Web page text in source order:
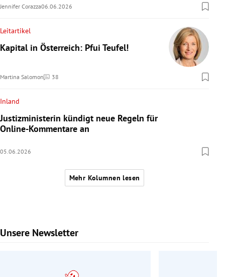
Jennifer Corazza06.06.2026
Leitartikel
Kapital in Österreich: Pfui Teufel!
Martina Salomon 38
Kommentare
Inland
Justizministerin kündigt neue Regeln für
Online-Kommentare an
05.06.2026
Mehr Kolumnen lesen
Unsere Newsletter
Slide 1 von 9